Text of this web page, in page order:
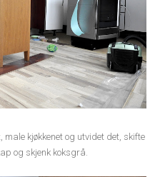
kjøkkenet og utvidet det, skifte
og skjenk koksgrå.